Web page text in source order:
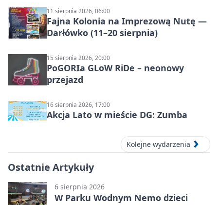
11 sierpnia 2026, 06:00
Fajna Kolonia na Imprezową Nutę —
Darłówko (11–20 sierpnia)
15 sierpnia 2026, 20:00
PoGORIa GLoW RiDe – neonowy
przejazd
16 sierpnia 2026, 17:00
Akcja Lato w mieście DG: Zumba
Kolejne wydarzenia
Ostatnie Artykuły
6 sierpnia 2026
W Parku Wodnym Nemo dzieci